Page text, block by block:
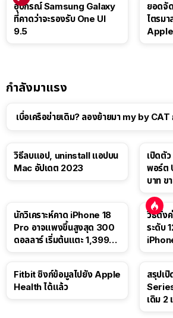
อุปกรณ์ Samsung Galaxy
ที่คาดว่าจะรองรับ One UI
9.5
ยอดจั
ไตรม
Apple
กำลังมาแรง
เบื่อเครือข่ายเดิม? ลองย้ายมา my by CAT
วิธีลบแอป, uninstall แอปบน
Mac อัปเดต 2023
เปิดตั
พอร์ต
บาท ข
นักวิเคราะห์คาด iPhone 18
Pro อาจแพงขึ้นสูงสุด 300
ดอลลาร์ เริ่มต้นแตะ 1,399
วิธีตั้ง
ระดับ
Fitbit ซิงก์ข้อมูลไปยัง Apple
Health ได้แล้ว
สรุปเ
เดิม 2